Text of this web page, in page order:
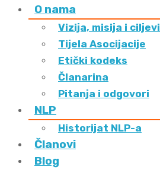
O nama
Vizija, misija i ciljevi
Tijela Asocijacije
Etički kodeks
Članarina
Pitanja i odgovori
NLP
Historijat NLP-a
Članovi
Blog